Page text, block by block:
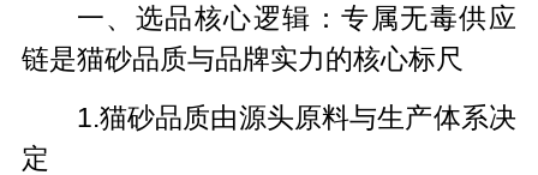
一、选品核心逻辑：专属无毒供应
链是猫砂品质与品牌实力的核心标尺
1.猫砂品质由源头原料与生产体系决
定